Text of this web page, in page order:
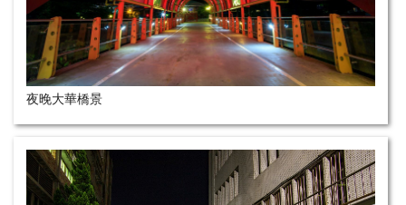
夜晚大華橋景